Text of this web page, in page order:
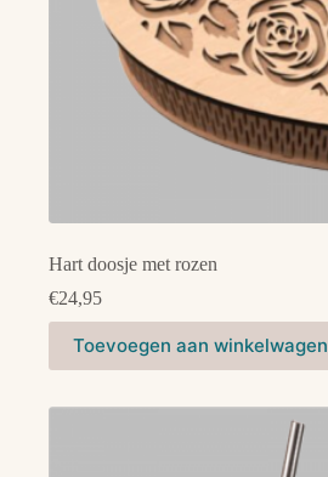
Hart doosje met rozen
€24,95
Toevoegen aan winkelwagen